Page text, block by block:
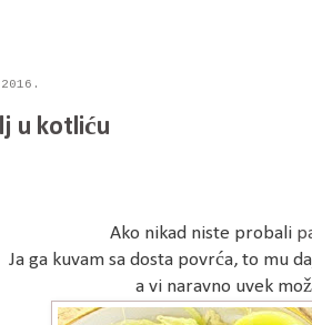
u kotliću
Ako nikad niste probali
Ja ga kuvam sa dosta povrća, to mu
a vi naravno uvek